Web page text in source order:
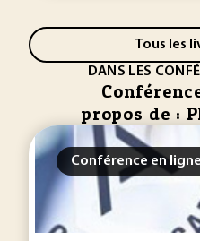
Tous les
DANS LES
propos de :
Conférence en ligne